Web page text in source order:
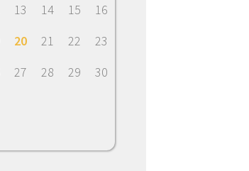
13 14 15
16
20 21 22
23
27 28 29
30